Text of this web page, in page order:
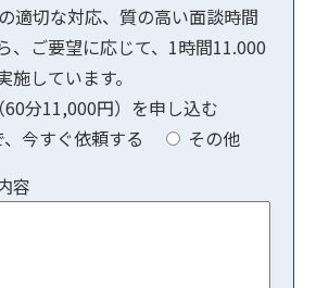
適切な対応、質の高い面談時間
、ご要望に応じて、1時間11.000
しています。
分11,000円）を申し込む
今すぐ依頼する
その他
容